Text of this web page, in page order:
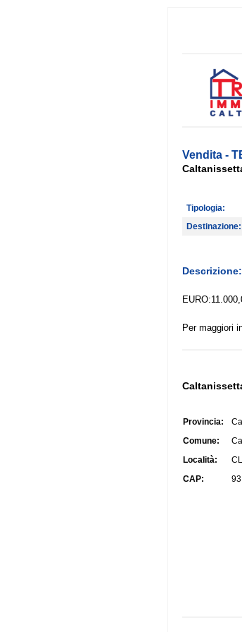
Vendita -
Tipologia:
Destinazione:
Descrizione:
Per maggiori
Provincia:
Comune:
Località:
CL
CAP: